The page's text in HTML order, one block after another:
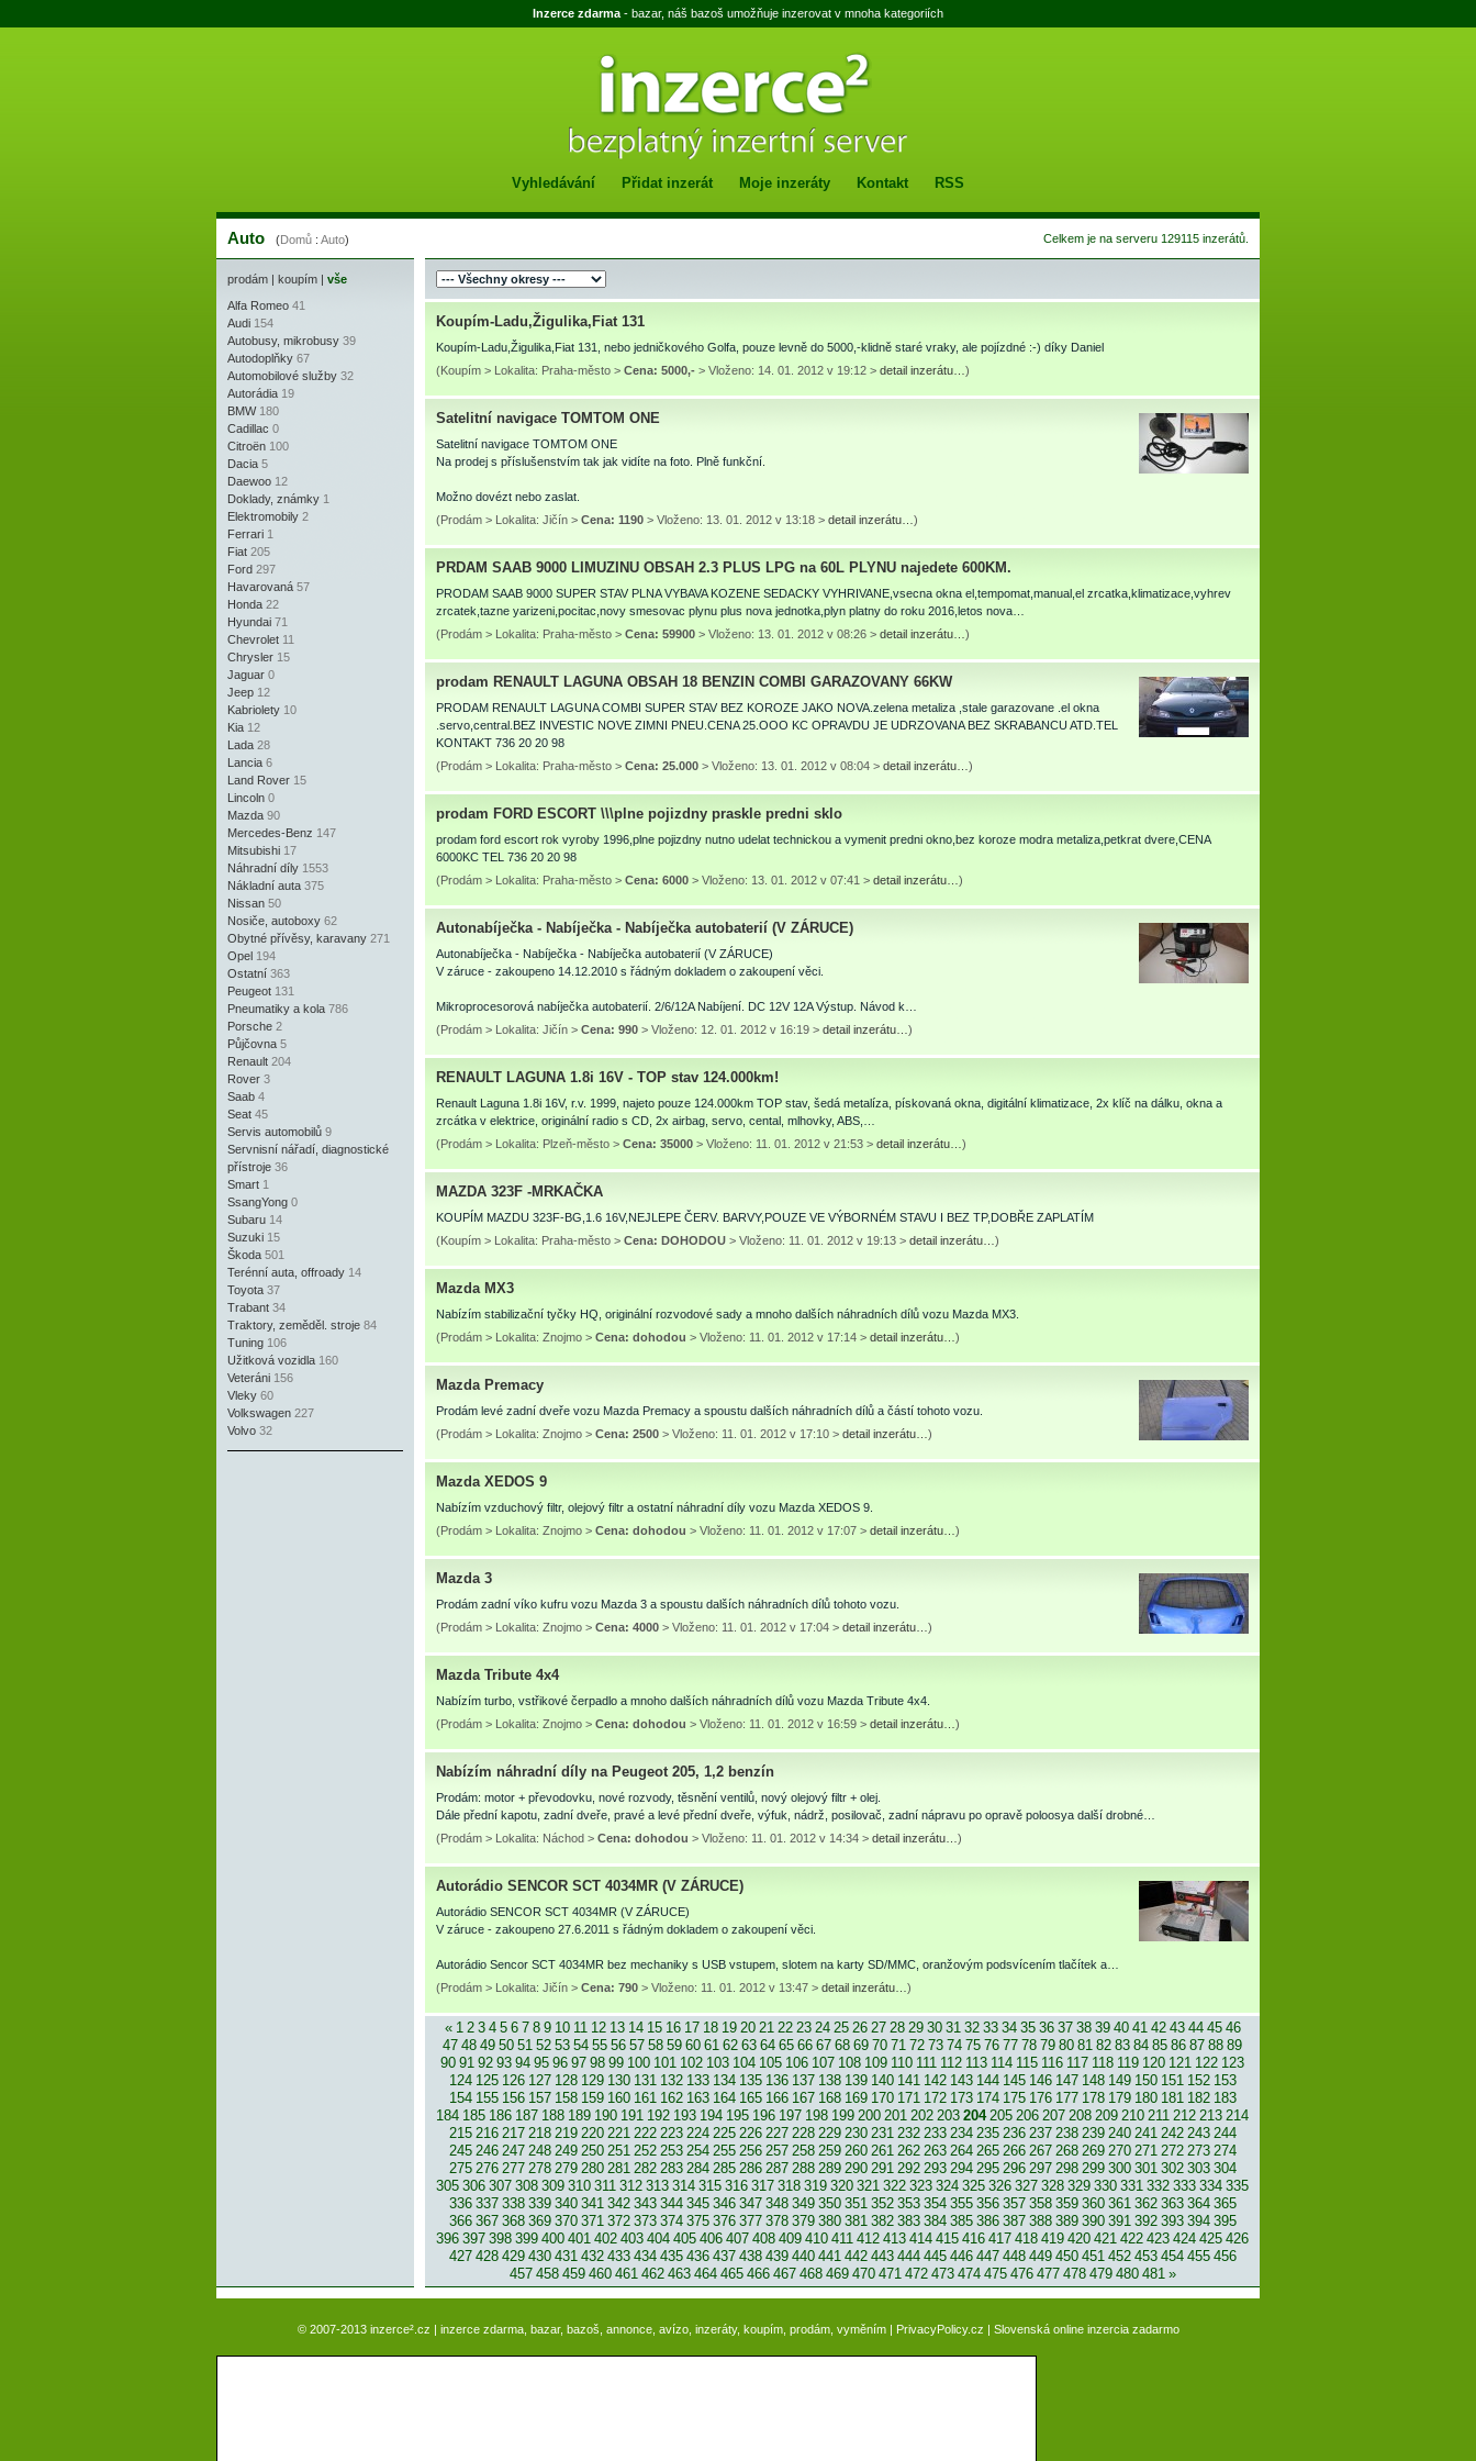
Inzerce zdarma - bazar, náš bazoš umožňuje inzerovat v mnoha kategoriích
Vyhledávání Přidat inzerát Moje inzeráty Kontakt RSS
Celkem je na serveru 129115 inzerátů.
Auto (Domů : Auto)
prodám | koupím | vše
Alfa Romeo 41
Audi 154
Autobusy, mikrobusy 39
Autodoplňky 67
Automobilové služby 32
Autorádia 19
BMW 180
Cadillac 0
Citroën 100
Dacia 5
Daewoo 12
Doklady, známky 1
Elektromobily 2
Ferrari 1
Fiat 205
Ford 297
Havarovaná 57
Honda 22
Hyundai 71
Chevrolet 11
Chrysler 15
Jaguar 0
Jeep 12
Kabriolety 10
Kia 12
Lada 28
Lancia 6
Land Rover 15
Lincoln 0
Mazda 90
Mercedes-Benz 147
Mitsubishi 17
Náhradní díly 1553
Nákladní auta 375
Nissan 50
Nosiče, autoboxy 62
Obytné přívěsy, karavany 271
Opel 194
Ostatní 363
Peugeot 131
Pneumatiky a kola 786
Porsche 2
Půjčovna 5
Renault 204
Rover 3
Saab 4
Seat 45
Servis automobilů 9
Servnisní nářadí, diagnostické
přístroje 36
Smart 1
SsangYong 0
Subaru 14
Suzuki 15
Škoda 501
Terénní auta, offroady 14
Toyota 37
Trabant 34
Traktory, zeměděl. stroje 84
Tuning 106
Užitková vozidla 160
Veteráni 156
Vleky 60
Volkswagen 227
Volvo 32
Koupím-Ladu,Žigulika,Fiat 131
Koupím-Ladu,Žigulika,Fiat 131, nebo jedničkového Golfa, pouze levně do 5000,-klidně staré vraky, ale pojízdné :-) díky Daniel
(Koupím > Lokalita: Praha-město > Cena: 5000,- > Vloženo: 14. 01. 2012 v 19:12 > detail inzerátu… )
Satelitní navigace TOMTOM ONE
Satelitní navigace TOMTOM ONE
Na prodej s příslušenstvím tak jak vidíte na foto. Plně funkční.
Možno dovézt nebo zaslat.
(Prodám > Lokalita: Jičín > Cena: 1190 > Vloženo: 13. 01. 2012 v 13:18 > detail inzerátu… )
PRDAM SAAB 9000 LIMUZINU OBSAH 2.3 PLUS LPG na 60L PLYNU najedete 600KM.
PRODAM SAAB 9000 SUPER STAV PLNA VYBAVA KOZENE SEDACKY VYHRIVANE,vsecna okna el,tempomat,manual,el zrcatka,klimatizace,vyhrev
zrcatek,tazne yarizeni,pocitac,novy smesovac plynu plus nova jednotka,plyn platny do roku 2016,letos nova…
(Prodám > Lokalita: Praha-město > Cena: 59900 > Vloženo: 13. 01. 2012 v 08:26 > detail inzerátu… )
prodam RENAULT LAGUNA OBSAH 18 BENZIN COMBI GARAZOVANY 66KW
PRODAM RENAULT LAGUNA COMBI SUPER STAV BEZ KOROZE JAKO NOVA.zelena metaliza ,stale garazovane .el okna
.servo,central.BEZ INVESTIC NOVE ZIMNI PNEU.CENA 25.OOO KC OPRAVDU JE UDRZOVANA BEZ SKRABANCU ATD.TEL
KONTAKT 736 20 20 98
(Prodám > Lokalita: Praha-město > Cena: 25.000 > Vloženo: 13. 01. 2012 v 08:04 > detail inzerátu… )
prodam FORD ESCORT \\\plne pojizdny praskle predni sklo
prodam ford escort rok vyroby 1996,plne pojizdny nutno udelat technickou a vymenit predni okno,bez koroze modra metaliza,petkrat dvere,CENA
6000KC TEL 736 20 20 98
(Prodám > Lokalita: Praha-město > Cena: 6000 > Vloženo: 13. 01. 2012 v 07:41 > detail inzerátu… )
Autonabíječka - Nabíječka - Nabíječka autobaterií (V ZÁRUCE)
Autonabíječka - Nabíječka - Nabíječka autobaterií (V ZÁRUCE)
V záruce - zakoupeno 14.12.2010 s řádným dokladem o zakoupení věci.
Mikroprocesorová nabíječka autobaterií. 2/6/12A Nabíjení. DC 12V 12A Výstup. Návod k…
(Prodám > Lokalita: Jičín > Cena: 990 > Vloženo: 12. 01. 2012 v 16:19 > detail inzerátu… )
RENAULT LAGUNA 1.8i 16V - TOP stav 124.000km!
Renault Laguna 1.8i 16V, r.v. 1999, najeto pouze 124.000km TOP stav, šedá metalíza, pískovaná okna, digitální klimatizace, 2x klíč na dálku, okna a
zrcátka v elektrice, originální radio s CD, 2x airbag, servo, cental, mlhovky, ABS,…
(Prodám > Lokalita: Plzeň-město > Cena: 35000 > Vloženo: 11. 01. 2012 v 21:53 > detail inzerátu… )
MAZDA 323F -MRKAČKA
KOUPÍM MAZDU 323F-BG,1.6 16V,NEJLEPE ČERV. BARVY,POUZE VE VÝBORNÉM STAVU I BEZ TP,DOBŘE ZAPLATÍM
(Koupím > Lokalita: Praha-město > Cena: DOHODOU > Vloženo: 11. 01. 2012 v 19:13 > detail inzerátu… )
Mazda MX3
Nabízím stabilizační tyčky HQ, originální rozvodové sady a mnoho dalších náhradních dílů vozu Mazda MX3.
(Prodám > Lokalita: Znojmo > Cena: dohodou > Vloženo: 11. 01. 2012 v 17:14 > detail inzerátu… )
Mazda Premacy
Prodám levé zadní dveře vozu Mazda Premacy a spoustu dalších náhradních dílů a částí tohoto vozu.
(Prodám > Lokalita: Znojmo > Cena: 2500 > Vloženo: 11. 01. 2012 v 17:10 > detail inzerátu… )
Mazda XEDOS 9
Nabízím vzduchový filtr, olejový filtr a ostatní náhradní díly vozu Mazda XEDOS 9.
(Prodám > Lokalita: Znojmo > Cena: dohodou > Vloženo: 11. 01. 2012 v 17:07 > detail inzerátu… )
Mazda 3
Prodám zadní víko kufru vozu Mazda 3 a spoustu dalších náhradních dílů tohoto vozu.
(Prodám > Lokalita: Znojmo > Cena: 4000 > Vloženo: 11. 01. 2012 v 17:04 > detail inzerátu… )
Mazda Tribute 4x4
Nabízím turbo, vstřikové čerpadlo a mnoho dalších náhradních dílů vozu Mazda Tribute 4x4.
(Prodám > Lokalita: Znojmo > Cena: dohodou > Vloženo: 11. 01. 2012 v 16:59 > detail inzerátu… )
Nabízím náhradní díly na Peugeot 205, 1,2 benzín
Prodám: motor + převodovku, nové rozvody, těsnění ventilů, nový olejový filtr + olej.
Dále přední kapotu, zadní dveře, pravé a levé přední dveře, výfuk, nádrž, posilovač, zadní nápravu po opravě poloosya další drobné…
(Prodám > Lokalita: Náchod > Cena: dohodou > Vloženo: 11. 01. 2012 v 14:34 > detail inzerátu… )
Autorádio SENCOR SCT 4034MR (V ZÁRUCE)
Autorádio SENCOR SCT 4034MR (V ZÁRUCE)
V záruce - zakoupeno 27.6.2011 s řádným dokladem o zakoupení věci.
Autorádio Sencor SCT 4034MR bez mechaniky s USB vstupem, slotem na karty SD/MMC, oranžovým podsvícením tlačítek a…
(Prodám > Lokalita: Jičín > Cena: 790 > Vloženo: 11. 01. 2012 v 13:47 > detail inzerátu… )
« 1 2 3 4 5 6 7 8 9 10 11 12 13 14 15 16 17 18 19 20 21 22 23 24 25 26 27 28 29 30 31 32 33 34 35 36 37 38 39 40 41 42 43 44 45 46
47 48 49 50 51 52 53 54 55 56 57 58 59 60 61 62 63 64 65 66 67 68 69 70 71 72 73 74 75 76 77 78 79 80 81 82 83 84 85 86 87 88 89
90 91 92 93 94 95 96 97 98 99 100 101 102 103 104 105 106 107 108 109 110 111 112 113 114 115 116 117 118 119 120 121 122 123
124 125 126 127 128 129 130 131 132 133 134 135 136 137 138 139 140 141 142 143 144 145 146 147 148 149 150 151 152 153
154 155 156 157 158 159 160 161 162 163 164 165 166 167 168 169 170 171 172 173 174 175 176 177 178 179 180 181 182 183
184 185 186 187 188 189 190 191 192 193 194 195 196 197 198 199 200 201 202 203 204 205 206 207 208 209 210 211 212 213 214
215 216 217 218 219 220 221 222 223 224 225 226 227 228 229 230 231 232 233 234 235 236 237 238 239 240 241 242 243 244
245 246 247 248 249 250 251 252 253 254 255 256 257 258 259 260 261 262 263 264 265 266 267 268 269 270 271 272 273 274
275 276 277 278 279 280 281 282 283 284 285 286 287 288 289 290 291 292 293 294 295 296 297 298 299 300 301 302 303 304
305 306 307 308 309 310 311 312 313 314 315 316 317 318 319 320 321 322 323 324 325 326 327 328 329 330 331 332 333 334 335
336 337 338 339 340 341 342 343 344 345 346 347 348 349 350 351 352 353 354 355 356 357 358 359 360 361 362 363 364 365
366 367 368 369 370 371 372 373 374 375 376 377 378 379 380 381 382 383 384 385 386 387 388 389 390 391 392 393 394 395
396 397 398 399 400 401 402 403 404 405 406 407 408 409 410 411 412 413 414 415 416 417 418 419 420 421 422 423 424 425 426
427 428 429 430 431 432 433 434 435 436 437 438 439 440 441 442 443 444 445 446 447 448 449 450 451 452 453 454 455 456
457 458 459 460 461 462 463 464 465 466 467 468 469 470 471 472 473 474 475 476 477 478 479 480 481 »
© 2007-2013 inzerce².cz | inzerce zdarma, bazar, bazoš, annonce, avízo, inzeráty, koupím, prodám, vyměním | PrivacyPolicy.cz | Slovenská online inzercia zadarmo